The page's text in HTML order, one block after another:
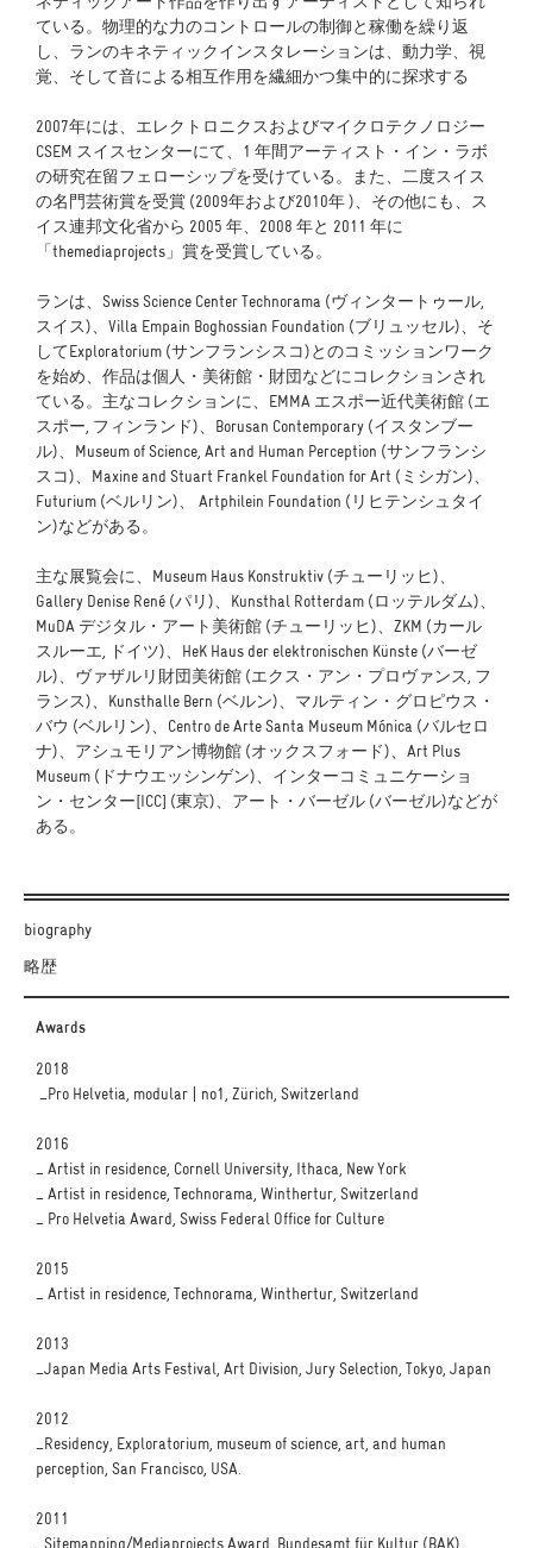
ている。物理的な力のコントロールの制御と稼働を繰り返
し、ランのキネティックインスタレーションは、動力学、視
覚、そして音による相互作用を繊細かつ集中的に探求する
2007年には、エレクトロニクスおよびマイクロテクノロジー
CSEM スイスセンターにて、1 年間アーティスト・イン・ラボ
の研究在留フェローシップを受けている。また、二度スイス
の名門芸術賞を受賞 (2009年および2010年 )、その他にも、ス
イス連邦文化省から 2005 年、2008 年と 2011 年に
「themediaprojects」賞を受賞している。
ランは、Swiss Science Center Technorama (ヴィンタートゥール,
スイス)、Villa Empain Boghossian Foundation (ブリュッセル)、そ
してExploratorium (サンフランシスコ)とのコミッションワーク
を始め、作品は個人・美術館・財団などにコレクションされ
ている。主なコレクションに、EMMA エスポー近代美術館 (エ
スポー, フィンランド)、Borusan Contemporary (イスタンブー
ル)、Museum of Science, Art and Human Perception (サンフランシ
スコ)、Maxine and Stuart Frankel Foundation for Art (ミシガン)、
Futurium (ベルリン)、 Artphilein Foundation (リヒテンシュタイ
ン)などがある。
主な展覧会に、Museum Haus Konstruktiv (チューリッヒ)、
Gallery Denise René (パリ)、Kunsthal Rotterdam (ロッテルダム)、
MuDA デジタル・アート美術館 (チューリッヒ)、ZKM (カール
スルーエ, ドイツ)、HeK Haus der elektronischen Künste (バーゼ
ル)、ヴァザルリ財団美術館 (エクス・アン・プロヴァンス, フ
ランス)、Kunsthalle Bern (ベルン)、マルティン・グロピウス・
バウ (ベルリン)、Centro de Arte Santa Museum Mónica (バルセロ
ナ)、アシュモリアン博物館 (オックスフォード)、Art Plus
Museum (ドナウエッシンゲン)、インターコミュニケーショ
ン・センター[ICC] (東京)、アート・バーゼル (バーゼル)などが
ある。
biography
略歴
Awards
2018
_Pro Helvetia, modular | no1, Zürich, Switzerland
2016
_ Artist in residence, Cornell University, Ithaca, New York
_ Artist in residence, Technorama, Winthertur, Switzerland
_ Pro Helvetia Award, Swiss Federal Office for Culture
2015
_ Artist in residence, Technorama, Winthertur, Switzerland
2013
_Japan Media Arts Festival, Art Division, Jury Selection, Tokyo, Japan
2012
_Residency, Exploratorium, museum of science, art, and human
perception, San Francisco, USA.
2011